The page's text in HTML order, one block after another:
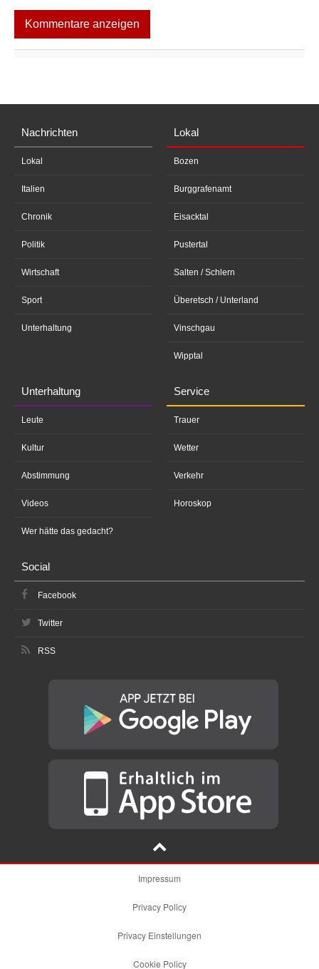
Kommentare anzeigen
Nachrichten
Lokal
Italien
Chronik
Politik
Wirtschaft
Sport
Unterhaltung
Lokal
Bozen
Burggrafenamt
Eisacktal
Pustertal
Salten / Schlern
Überetsch / Unterland
Vinschgau
Wipptal
Unterhaltung
Leute
Kultur
Abstimmung
Videos
Wer hätte das gedacht?
Service
Trauer
Wetter
Verkehr
Horoskop
Social
Facebook
Twitter
RSS
Impressum
Privacy Policy
Privacy Einstellungen
Cookie Policy